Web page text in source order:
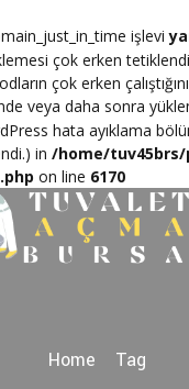
işlevi
çok erken
çok erken
veya daha sonra
hata ayıklama
in /home/
on line 6170
Home Tag